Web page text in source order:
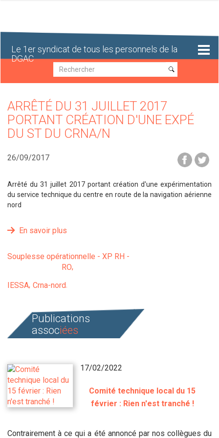
Le 1er syndicat de tous les personnels de la
DGAC
Recherche
Recherche
ARRÊTÉ DU 31 JUILLET 2017
PORTANT CRÉATION D'UNE EXPÉ
DU ST DU CRNA/N
26/09/2017
Arrêté du 31 juillet 2017 portant création d'une expérimentation
du service technique du centre en route de la navigation aérienne
nord
En savoir plus
Souplesse opérationnelle - XP RH -
RO
IESSA Crna-nord
Publications
associées
17/02/2022
Comité technique local du 15
février : Rien n'est tranché !
Contrairement à ce qui a été annoncé par nos collègues du